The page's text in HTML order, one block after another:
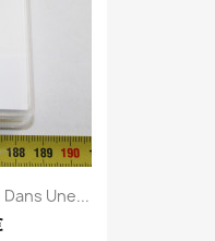
Une...